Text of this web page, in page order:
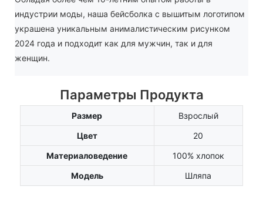
индустрии моды, наша бейсболка с вышитым логотипом
украшена уникальным анималистическим рисунком
2024 года и подходит как для мужчин, так и для
женщин.
Параметры Продукта
Размер
Взрослый
Цвет
20
Материаловедение
100% хлопок
Модель
Шляпа